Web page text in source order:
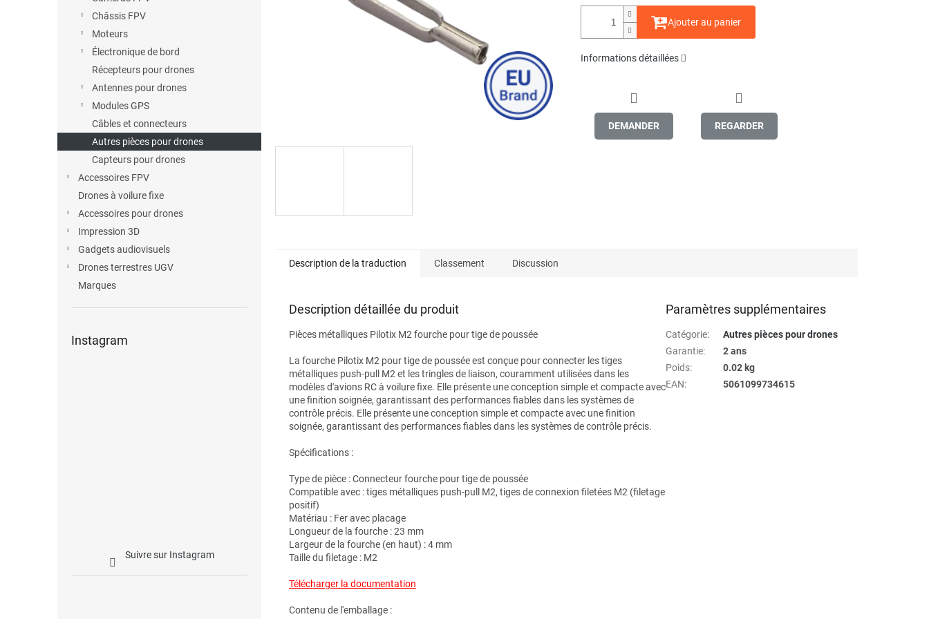
Châssis FPV
Moteurs
Électronique de bord
Récepteurs pour drones
Antennes pour drones
Modules GPS
Câbles et connecteurs
Autres pièces pour drones
Capteurs pour drones
Accessoires FPV
Drones à voilure fixe
Accessoires pour drones
Impression 3D
Gadgets audiovisuels
Drones terrestres UGV
Marques
Instagram
Suivre sur Instagram
Ajouter au panier
Informations détaillées
DEMANDER REGARDER
Description de la traduction Classement Discussion
Description détaillée du produit
Pièces métalliques Pilotix M2 fourche pour tige de poussée
La fourche Pilotix M2 pour tige de poussée est conçue pour connecter les tiges
métalliques push-pull M2 et les tringles de liaison, couramment utilisées dans les
modèles d'avions RC à voilure fixe. Elle présente une conception simple et compacte avec
une finition soignée, garantissant des performances fiables dans les systèmes de
contrôle précis. Elle présente une conception simple et compacte avec une finition
soignée, garantissant des performances fiables dans les systèmes de contrôle précis.
Spécifications :
Type de pièce : Connecteur fourche pour tige de poussée
Compatible avec : tiges métalliques push-pull M2, tiges de connexion filetées M2 (filetage
positif)
Matériau : Fer avec placage
Longueur de la fourche : 23 mm
Largeur de la fourche (en haut) : 4 mm
Taille du filetage : M2
Télécharger la documentation
Contenu de l'emballage :
Paramètres supplémentaires
Catégorie:
Autres pièces pour drones
Garantie:
2 ans
Poids:
0.02 kg
EAN: 5061099734615